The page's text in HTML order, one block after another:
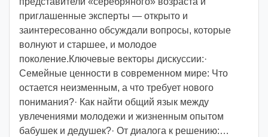
приглашенные эксперты — открыто и
заинтересованно обсуждали вопросы, которые
волнуют и старшее, и молодое
поколение.Ключевые векторы дискуссии:·
Семейные ценности в современном мире: Что
остается неизменным, а что требует нового
понимания?· Как найти общий язык между
увлечениями молодежи и жизненным опытом
бабушек и дедушек?· От диалога к решению:…